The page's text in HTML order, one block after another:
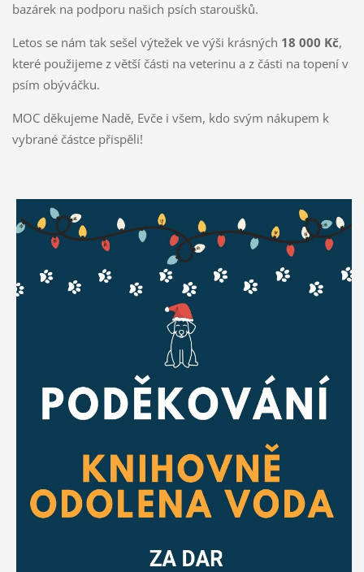
bazárek na podporu našich psích staroušků.
Letos se nám tak sešel výtežek ve výši krásných 18 000 Kč,
které použijeme z větší části na veterinu a z části na topení v
psím obýváčku.
MOC děkujeme Nadě, Evče i všem, kdo svým nákupem k
vybrané částce přispěli!